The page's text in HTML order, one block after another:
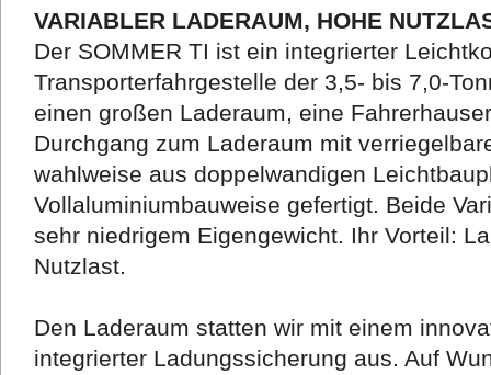
VARIABLER LADERAUM, HOHE
Der SOMMER TI ist ein integrierter
Transporterfahrgestelle der 3,5- bis 7,0-
einen großen Laderaum, eine
Durchgang zum Laderaum mit
wahlweise aus doppelwandigen
Vollaluminiumbauweise gefertigt. Beide
sehr niedrigem Eigengewicht. Ihr Vorteil:
Nutzlast.
Den Laderaum statten wir mit einem
integrierter Ladungssicherung aus. Auf